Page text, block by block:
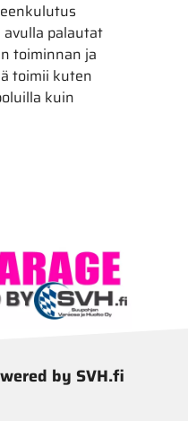
palautat
toiminnan ja
toimii kuten
kuin
by SVH.fi